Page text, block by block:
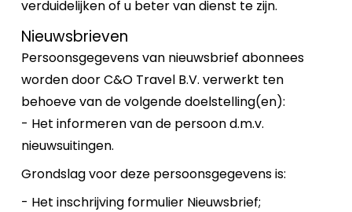
verduidelijken of u beter van dienst te zijn.
Nieuwsbrieven
Persoonsgegevens van nieuwsbrief abonnees
worden door C&O Travel B.V. verwerkt ten
behoeve van de volgende doelstelling(en):
- Het informeren van de persoon d.m.v.
nieuwsuitingen.
Grondslag voor deze persoonsgegevens is:
- Het inschrijving formulier Nieuwsbrief;